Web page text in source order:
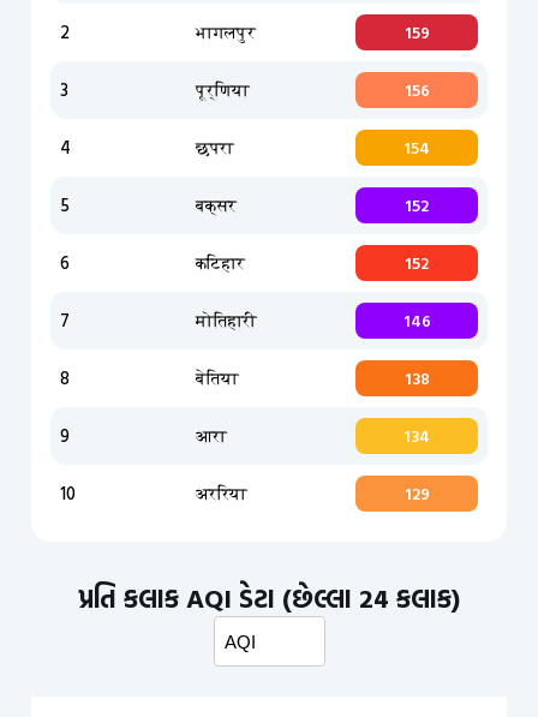
2 भागलपुर 159
3 पूर्णिया 156
4 छपरा 154
5 बक्सर 152
6 कटिहार 152
7 मोतिहारी 146
8 बेतिया 138
9 आरा 134
10 अररिया 129
પ્રતિ કલાક AQI ડેટા (છેલ્લા 24 કલાક)